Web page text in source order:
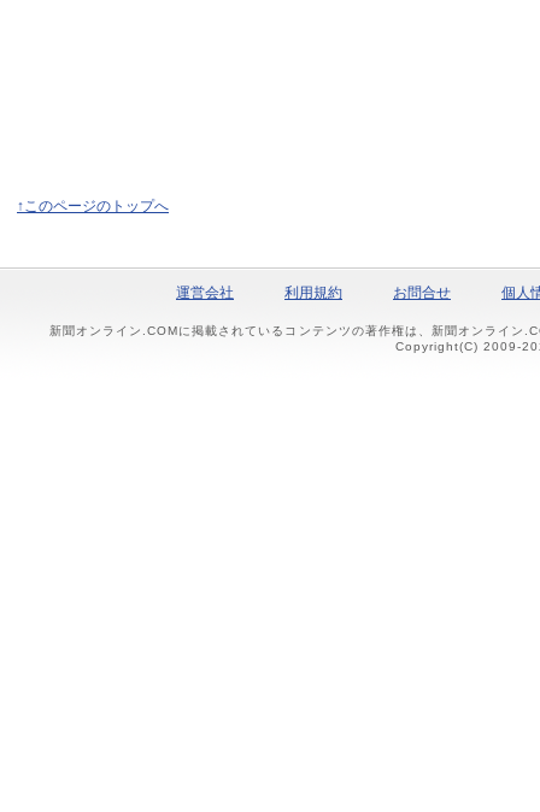
↑このページのトップへ
運営会社 利用規約 お問合せ 個人
新聞オンライン.COMに掲載されているコンテンツの著作権は、新聞オンライン
Copyright(C) 2009-